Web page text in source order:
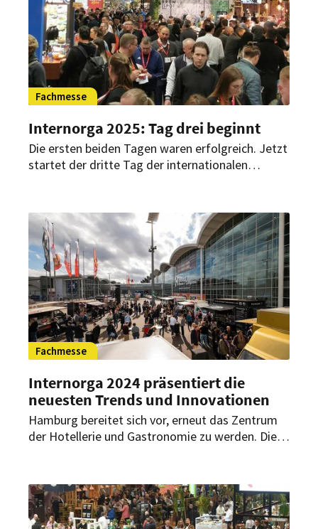
Fachmesse
Internorga 2025: Tag drei beginnt
Die ersten beiden Tagen waren erfolgreich. Jetzt
startet der dritte Tag der internationalen
starke Nerven gefragt!
Fachmesse
Internorga 2024 präsentiert die
neuesten Trends und Innovationen
Hamburg bereitet sich vor, erneut das Zentrum
der Hotellerie und Gastronomie zu werden. Die
zukunftsweisenden Diskussionen und
inspirierenden Netzwerkmöglichkeiten.